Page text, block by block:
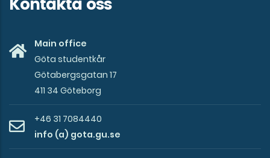
Kontakta oss
Main office
Göta studentkår
Götabergsgatan 17
411 34 Göteborg
+46 31 7084440
info (a) gota.gu.se